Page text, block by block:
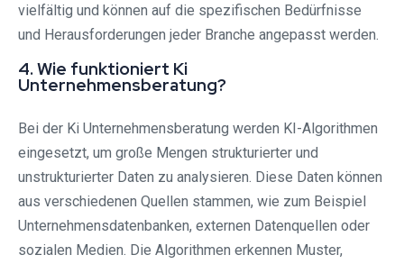
vielfältig und können auf die spezifischen Bedürfnisse
und Herausforderungen jeder Branche angepasst werden.
4. Wie funktioniert Ki
Unternehmensberatung?
Bei der Ki Unternehmensberatung werden KI-Algorithmen
eingesetzt, um große Mengen strukturierter und
unstrukturierter Daten zu analysieren. Diese Daten können
aus verschiedenen Quellen stammen, wie zum Beispiel
Unternehmensdatenbanken, externen Datenquellen oder
sozialen Medien. Die Algorithmen erkennen Muster,